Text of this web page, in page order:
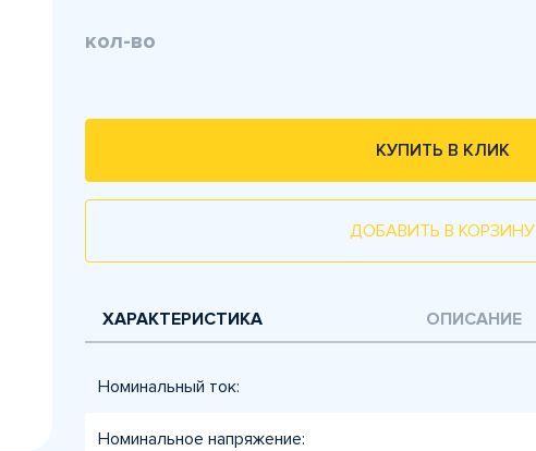
кол-во
КУПИТЬ В КЛИК
ДОБАВИТЬ В КОРЗИНУ
ХАРАКТЕРИСТИКА ОПИСАНИЕ
Номинальный ток:
Номинальное напряжение: